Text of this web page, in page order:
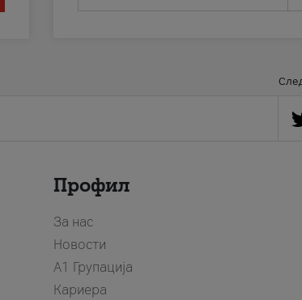
Профил
За нас
Новости
А1 Групација
Кариера